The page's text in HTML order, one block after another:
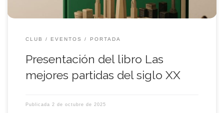
CLUB EVENTOS PORTADA
Presentación del libro Las
mejores partidas del siglo XX
Publicada 2 de octubre de 2025